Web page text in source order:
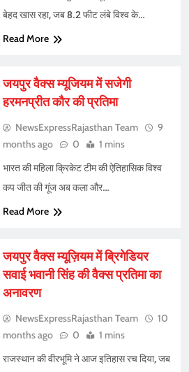
बेहद खास रहा, जब 8.2 फीट लंबे विश्व के…
Read More
जयपुर वैक्स म्यूजियम में सजेगी
हरमनप्रीत कौर की प्रतिमा
NewsExpressRajasthan Team
9
months ago
0 1 mins
भारत की महिला क्रिकेट टीम की ऐतिहासिक विश्व
कप जीत की गूंज अब कला और…
Read More
जयपुर वैक्स म्यूज़ियम में ब्रिगेडियर
सवाई भवानी सिंह की वैक्स प्रतिमा का
अनावरण
NewsExpressRajasthan Team
10
months ago
0 1 mins
राजस्थान की वीरभूमि ने आज इतिहास रच दिया, जब